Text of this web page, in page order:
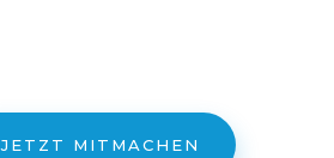
JETZT MITMACHEN